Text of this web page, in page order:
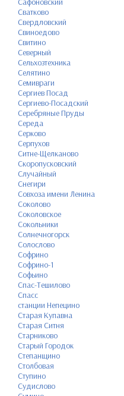
Сватково
Свердловский
Свиноедово
Свитино
Северный
Сельхозтехника
Селятино
Семивраги
Сергиев Посад
Сергиево-Посадский
Серебряные Пруды
Середа
Серково
Серпухов
Ситне-Щелканово
Скоропусковский
Случайный
Снегири
Совхоза имени Ленина
Соколово
Соколовское
Сокольники
Солнечногорск
Солослово
Софрино
Софрино-1
Софьино
Спас-Тешилово
Спасс
станции Непецино
Старая Купавна
Старая Ситня
Старниково
Старый Городок
Степанщино
Столбовая
Ступино
Судислово